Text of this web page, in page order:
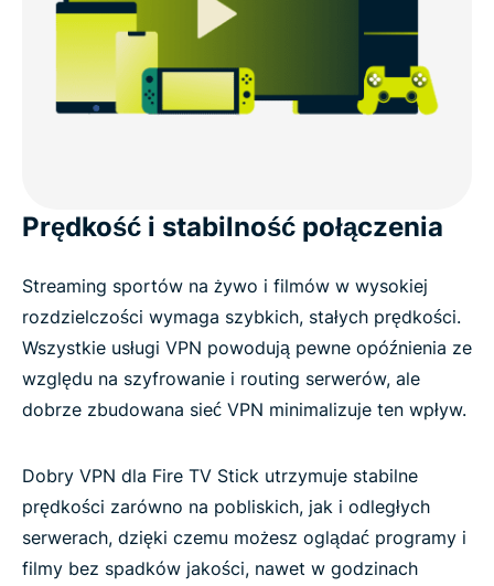
Prędkość i stabilność połączenia
Streaming sportów na żywo i filmów w wysokiej
rozdzielczości wymaga szybkich, stałych prędkości.
Wszystkie usługi VPN powodują pewne opóźnienia ze
względu na szyfrowanie i routing serwerów, ale
dobrze zbudowana sieć VPN minimalizuje ten wpływ.
Dobry VPN dla Fire TV Stick utrzymuje stabilne
prędkości zarówno na pobliskich, jak i odległych
serwerach, dzięki czemu możesz oglądać programy i
filmy bez spadków jakości, nawet w godzinach